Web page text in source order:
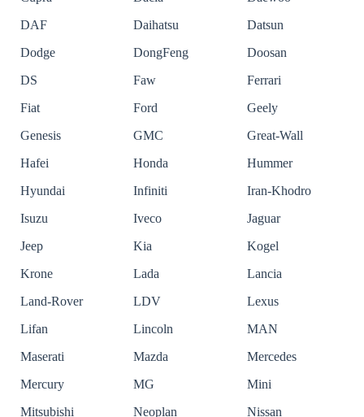
DAF
Daihatsu
Datsun
Dodge
DongFeng
Doosan
DS
Faw
Ferrari
Fiat
Ford
Geely
Genesis
GMC
Great-Wall
Hafei
Honda
Hummer
Hyundai
Infiniti
Iran-Khodro
Isuzu
Iveco
Jaguar
Jeep
Kia
Kogel
Krone
Lada
Lancia
Land-Rover
LDV
Lexus
Lifan
Lincoln
MAN
Maserati
Mazda
Mercedes
Mercury
MG
Mini
Mitsubishi
Neoplan
Nissan